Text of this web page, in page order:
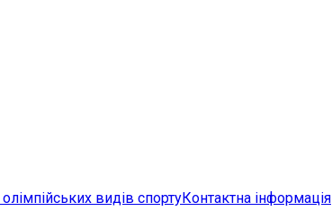
видів спортуКонтактна інформація